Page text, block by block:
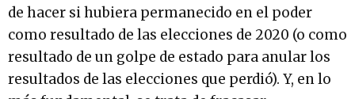
de hacer si hubiera permanecido en el poder
como resultado de las elecciones de 2020 (o como
resultado de un golpe de estado para anular los
resultados de las elecciones que perdió). Y, en lo